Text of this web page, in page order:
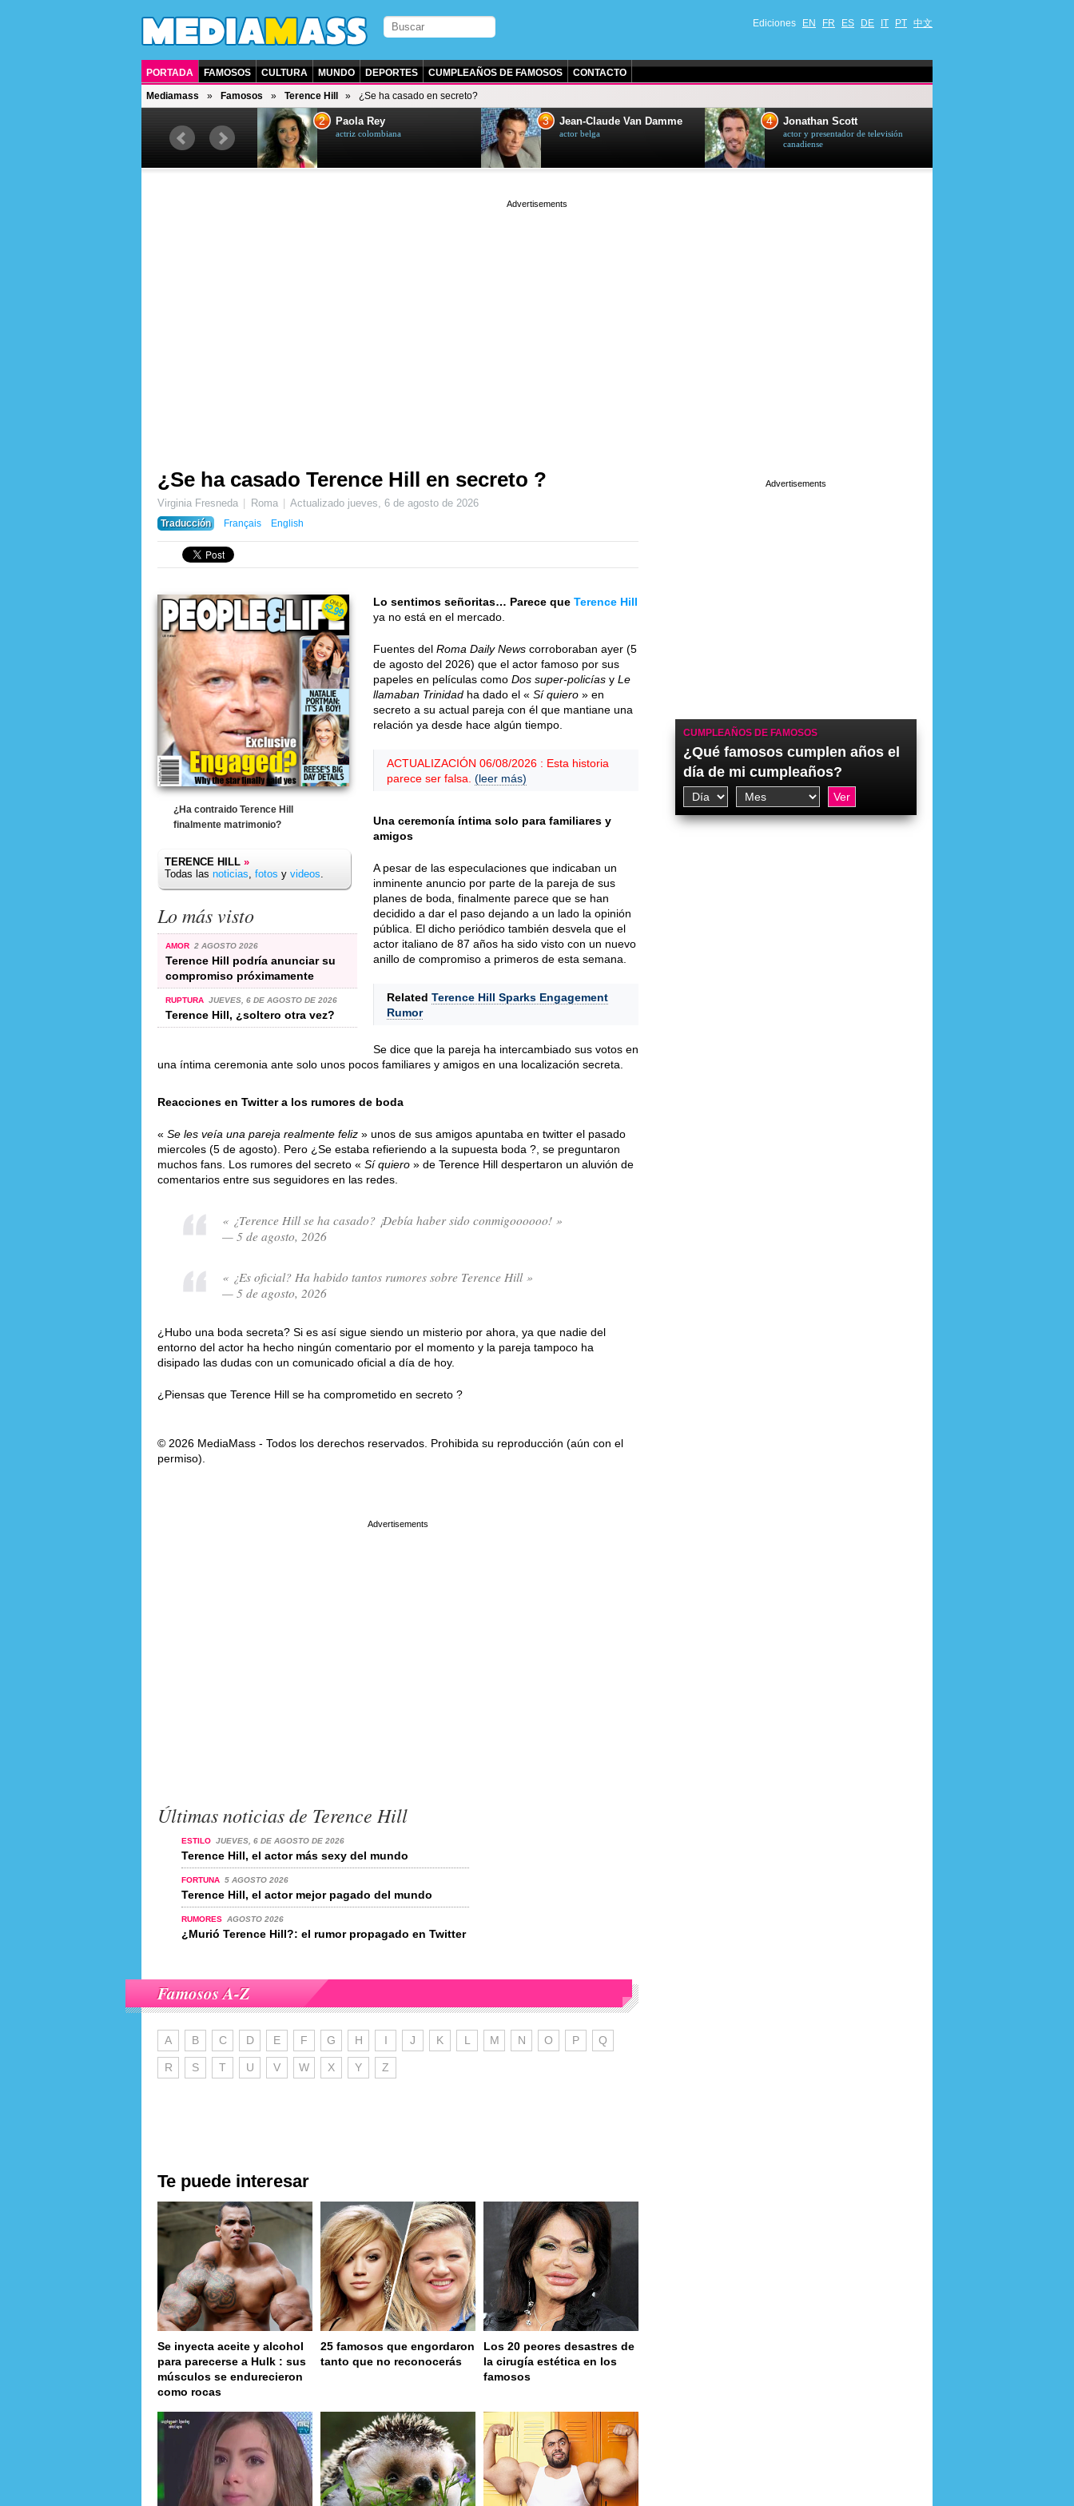
Ediciones EN FR ES DE IT PT 中文
PORTADA FAMOSOS CULTURA MUNDO DEPORTES CUMPLEAÑOS DE FAMOSOS CONTACTO
Mediamass Famosos Terence Hill ¿Se ha casado en secreto?
actor y presentador de televisión
2 Paola Rey
actriz colombiana
3 Jean-Claude Van Damme
actor belga
4 Jonathan Scott
actor y presentador de televisión
canadiense
¿Se ha casado Terence Hill en secreto ?
Virginia Fresneda Roma Actualizado jueves, 6 de agosto de 2026
Traducción
Français English
¿Ha contraido Terence Hill
finalmente matrimonio?
TERENCE HILL »
Todas las noticias, fotos y videos.
Lo más visto
AMOR 2 AGOSTO 2026
Terence Hill podría anunciar su
compromiso próximamente
RUPTURA JUEVES, 6 DE AGOSTO DE 2026
Terence Hill, ¿soltero otra vez?
Lo sentimos señoritas… Parece que Terence Hill
ya no está en el mercado.
Fuentes del Roma Daily News corroboraban ayer (5
de agosto del 2026) que el actor famoso por sus
papeles en películas como Dos super-policías y Le
llamaban Trinidad ha dado el « Sí quiero » en
secreto a su actual pareja con él que mantiane una
relación ya desde hace algún tiempo.
ACTUALIZACIÓN 06/08/2026 : Esta historia
parece ser falsa. (leer más)
Una ceremonía íntima solo para familiares y
amigos
A pesar de las especulaciones que indicaban un
inminente anuncio por parte de la pareja de sus
planes de boda, finalmente parece que se han
decidido a dar el paso dejando a un lado la opinión
pública. El dicho periódico también desvela que el
actor italiano de 87 años ha sido visto con un nuevo
anillo de compromiso a primeros de esta semana.
Related Terence Hill Sparks Engagement
Rumor
Se dice que la pareja ha intercambiado sus votos en
una íntima ceremonia ante solo unos pocos familiares y amigos en una localización secreta.
Reacciones en Twitter a los rumores de boda
« Se les veía una pareja realmente feliz » unos de sus amigos apuntaba en twitter el pasado
miercoles (5 de agosto). Pero ¿Se estaba refieriendo a la supuesta boda ?, se preguntaron
muchos fans. Los rumores del secreto « Sí quiero » de Terence Hill despertaron un aluvión de
comentarios entre sus seguidores en las redes.
« ¿Terence Hill se ha casado? ¡Debía haber sido conmigoooooo! »
— 5 de agosto, 2026
« ¿Es oficial? Ha habido tantos rumores sobre Terence Hill »
— 5 de agosto, 2026
¿Hubo una boda secreta? Si es así sigue siendo un misterio por ahora, ya que nadie del
entorno del actor ha hecho ningún comentario por el momento y la pareja tampoco ha
disipado las dudas con un comunicado oficial a día de hoy.
¿Piensas que Terence Hill se ha comprometido en secreto ?
© 2026 MediaMass - Todos los derechos reservados. Prohibida su reproducción (aún con el
permiso).
Últimas noticias de Terence Hill
ESTILO JUEVES, 6 DE AGOSTO DE 2026
Terence Hill, el actor más sexy del mundo
FORTUNA 5 AGOSTO 2026
Terence Hill, el actor mejor pagado del mundo
RUMORES AGOSTO 2026
¿Murió Terence Hill?: el rumor propagado en Twitter
Famosos A-Z
A B C D E F G H I J K L M N O P Q
R S T U V W X Y Z
Te puede interesar
Se inyecta aceite y alcohol
para parecerse a Hulk : sus
músculos se endurecieron
como rocas
25 famosos que engordaron
tanto que no reconocerás
Los 20 peores desastres de
la cirugía estética en los
famosos
CUMPLEAÑOS DE FAMOSOS
¿Qué famosos cumplen años el
día de mi cumpleaños?